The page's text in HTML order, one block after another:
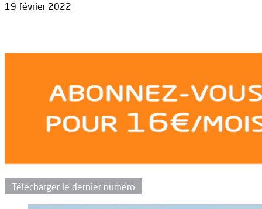
19 février 2022
Télécharger le dernier numéro